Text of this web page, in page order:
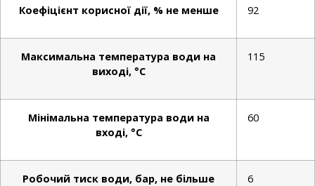
Коефіцієнт корисної дії, % не менше 92
Максимальна температура води на
виході, °С
115
Мінімальна температура води на
вході, °С
60
Робочий тиск води, бар, не більше 6